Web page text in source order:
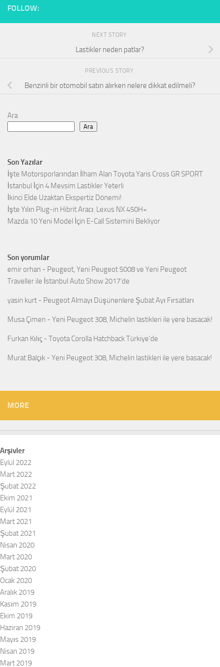
FOLLOW:
NEXT STORY
Lastikler neden patlar?
PREVIOUS STORY
Benzinli bir otomobil satın alırken nelere dikkat edilmeli?
Ara
Ara
Son Yazılar
İşte Motorsporlarından İlham Alan Toyota Yaris Cross GR SPORT
İstanbul İçin 4 Mevsim Lastikler Yeterli
İkinci Elde Uzaktan Ekspertiz Dönemi!
İşte Yılın Plug-in Hibrit Aracı: Lexus NX 450H+
Mazda 10 Yeni Model İçin E-Call Sistemini Bekliyor
Son yorumlar
emir orhan - Peugeot, Yeni Peugeot 5008 ve Yeni Peugeot
Traveller ile İstanbul Auto Show 2017’de
yasin kurt - Peugeot Almayı Düşünenlere Şubat Ayı Fırsatları
Musa Çimen - Yeni Peugeot 308, Michelin lastikleri ile yere basacak!
Furkan Kılıç - Toyota Corolla Hatchback Türkiye’de
Murat Balçık - Yeni Peugeot 308, Michelin lastikleri ile yere basacak!
MORE
Arşivler
Eylül 2022
Mart 2022
Şubat 2022
Ekim 2021
Eylül 2021
Mart 2021
Şubat 2021
Nisan 2020
Mart 2020
Şubat 2020
Ocak 2020
Aralık 2019
Kasım 2019
Ekim 2019
Haziran 2019
Mayıs 2019
Nisan 2019
Mart 2019